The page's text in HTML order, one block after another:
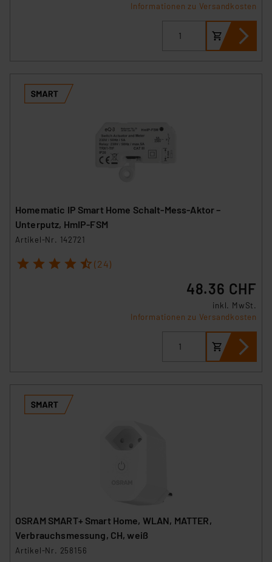
Informationen zu Versandkosten
Homematic IP Smart Home Schalt-Mess-Aktor –
Unterputz, HmIP-FSM
Artikel-Nr. 142721
1 2 3 4 5 (24)
48.36 CHF
inkl. MwSt.
Informationen zu Versandkosten
OSRAM SMART+ Smart Home, WLAN, MATTER,
Verbrauchsmessung, CH, weiß
Artikel-Nr. 258156